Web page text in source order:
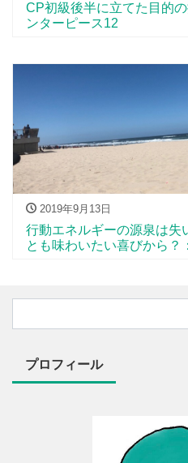
CP初級後半に立てた目的
ンターピース12
2019年9月13日
行動エネルギーの源泉は失
とも味わいたい喜びから
プロフィール